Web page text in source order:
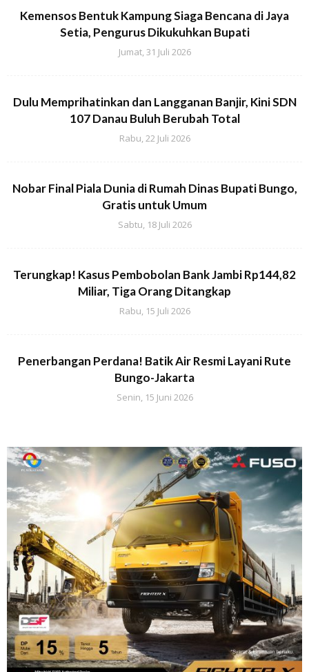
Kemensos Bentuk Kampung Siaga Bencana di Jaya
Setia, Pengurus Dikukuhkan Bupati
Jumat, 31 Juli 2026
Dulu Memprihatinkan dan Langganan Banjir, Kini SDN
107 Danau Buluh Berubah Total
Rabu, 22 Juli 2026
Nobar Final Piala Dunia di Rumah Dinas Bupati Bungo,
Gratis untuk Umum
Sabtu, 18 Juli 2026
Terungkap! Kasus Pembobolan Bank Jambi Rp144,82
Miliar, Tiga Orang Ditangkap
Rabu, 15 Juli 2026
Penerbangan Perdana! Batik Air Resmi Layani Rute
Bungo-Jakarta
Senin, 15 Juni 2026